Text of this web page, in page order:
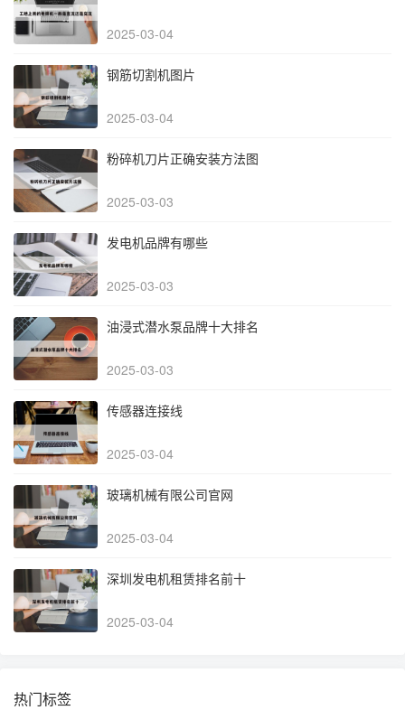
2025-03-04
钢筋切割机图片
2025-03-04
粉碎机刀片正确安装方法图
2025-03-03
发电机品牌有哪些
2025-03-03
油浸式潜水泵品牌十大排名
2025-03-03
传感器连接线
2025-03-04
玻璃机械有限公司官网
2025-03-04
深圳发电机租赁排名前十
2025-03-04
热门标签